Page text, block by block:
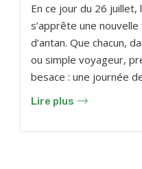
En ce jour du 26
s’apprête une
d’antan. Que chacun,
ou simple voyageur,
besace : une journée
Lire plus